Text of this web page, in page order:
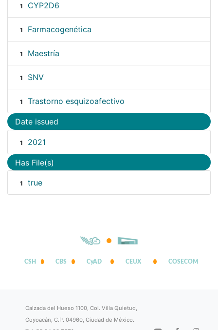
1 CYP2D6
1 Farmacogenética
1 Maestría
1 SNV
1 Trastorno esquizoafectivo
Date issued
1 2021
Has File(s)
1 true
CSH CBS CyAD CEUX COSECOM
Calzada del Hueso 1100, Col. Villa Quietud,
Coyoacán, C.P. 04960, Ciudad de México.